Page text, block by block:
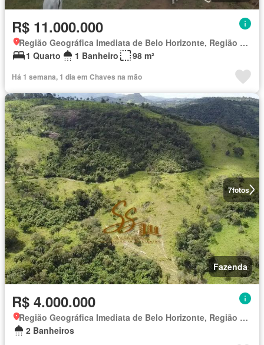
R$ 11.000.000
Região Geográfica Imediata de Belo Horizonte, Região Metropolitana de Belo Horizonte
1 Quarto
1 Banheiro 98 m²
Há 1 semana, 1 dia em Chaves na mão
7fotos
Fazenda
R$ 4.000.000
Região Geográfica Imediata de Belo Horizonte, Região Metropolitana de Belo Horizonte
2 Banheiros